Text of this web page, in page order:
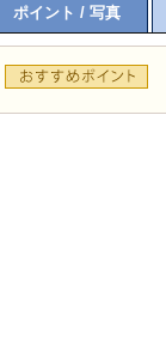
ポイント / 写真